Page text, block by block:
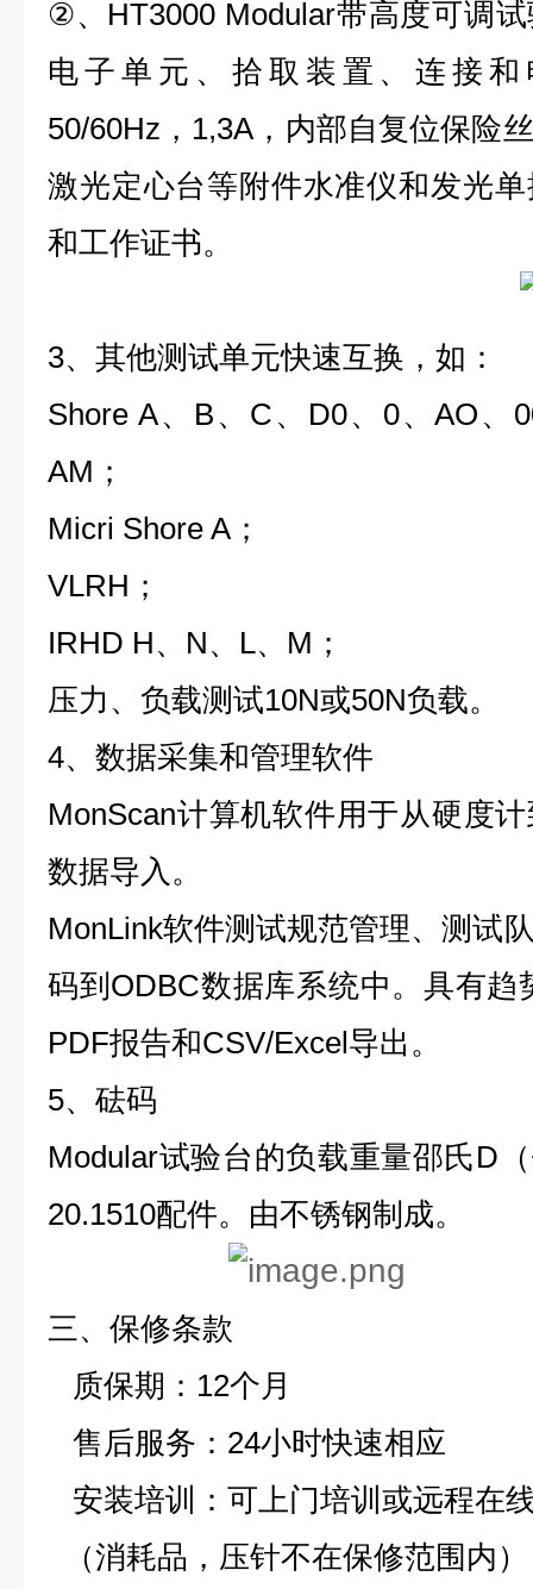
②、HT3000 Modular带高度可调
电子单元、拾取装置、连接和
50/60Hz，1,3A，内部自复位保险
激光定心台等附件水准仪和发光
和工作证书。
3、其他测试单元快速互换，如：
Shore A、B、C、D0、0、AO、
AM；
Micri Shore A；
VLRH；
IRHD H、N、L、M；
压力、负载测试10N或50N负载。
4、数据采集和管理软件
MonScan计算机软件用于从硬度
数据导入。
MonLink软件测试规范管理、测试
码到ODBC数据库系统中。具有
PDF报告和CSV/Excel导出。
5、砝码
Modular试验台的负载重量邵氏D
20.1510配件。由不锈钢制成。
三、保修条款
质保期：12个月
售后服务：24小时快速相应
安装培训：可上门培训或远程在
（消耗品，压针不在保修范围内）